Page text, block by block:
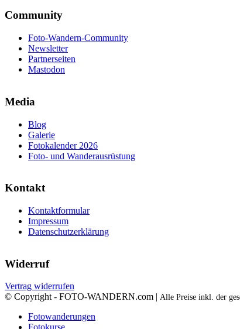
Community
Foto-Wandern-Community
Newsletter
Partnerseiten
Mastodon
Media
Blog
Galerie
Fotokalender 2026
Foto- und Wanderausrüstung
Kontakt
Kontaktformular
Impressum
Datenschutzerklärung
Widerruf
Vertrag widerrufen
© Copyright - FOTO-WANDERN.com | Alle Preise inkl. der
Fotowanderungen